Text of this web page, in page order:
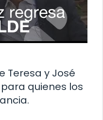
Teresa y José
quienes los